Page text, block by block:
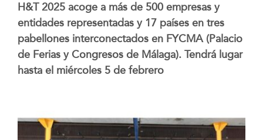
H&T 2025 acoge a más de 500 empresas y
entidades representadas y 17 países en tres
pabellones interconectados en FYCMA (Palacio
de Ferias y Congresos de Málaga). Tendrá lugar
hasta el miércoles 5 de febrero